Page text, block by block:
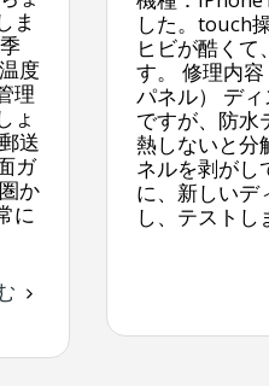
ま
度
理
ょ
送
ガ
か
に
した。touch
ヒビが酷く
す。 修理内
パネル） デ
ですが、防水
熱しないと分
ネルを剥がし
に、新しいデ
し、テストし